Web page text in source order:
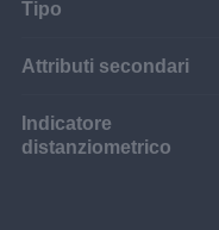
Tipo
Attributi secondari
Indicatore
distanziometrico